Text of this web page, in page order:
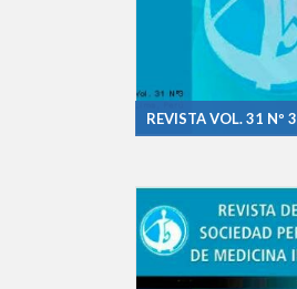
REVISTA VOL. 31 Nº 3